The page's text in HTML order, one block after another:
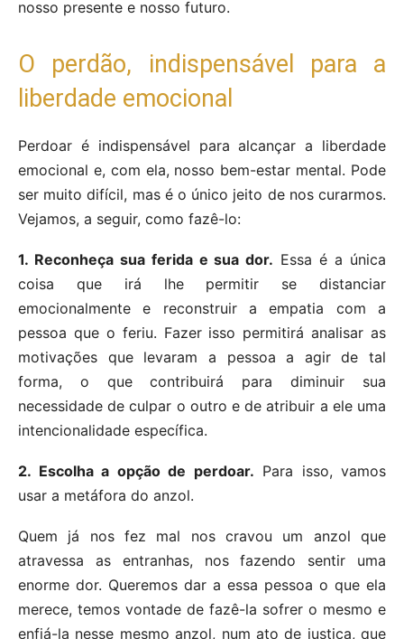
nosso presente e nosso futuro.
O perdão, indispensável para a
liberdade emocional
Perdoar é indispensável para alcançar a liberdade
emocional e, com ela, nosso bem-estar mental. Pode
ser muito difícil, mas é o único jeito de nos curarmos.
Vejamos, a seguir, como fazê-lo:
1. Reconheça sua ferida e sua dor. Essa é a única
coisa que irá lhe permitir se distanciar
emocionalmente e reconstruir a empatia com a
pessoa que o feriu. Fazer isso permitirá analisar as
motivações que levaram a pessoa a agir de tal
forma, o que contribuirá para diminuir sua
necessidade de culpar o outro e de atribuir a ele uma
intencionalidade específica.
2. Escolha a opção de perdoar. Para isso, vamos
usar a metáfora do anzol.
Quem já nos fez mal nos cravou um anzol que
atravessa as entranhas, nos fazendo sentir uma
enorme dor. Queremos dar a essa pessoa o que ela
merece, temos vontade de fazê-la sofrer o mesmo e
enfiá-la nesse mesmo anzol, num ato de justiça, que